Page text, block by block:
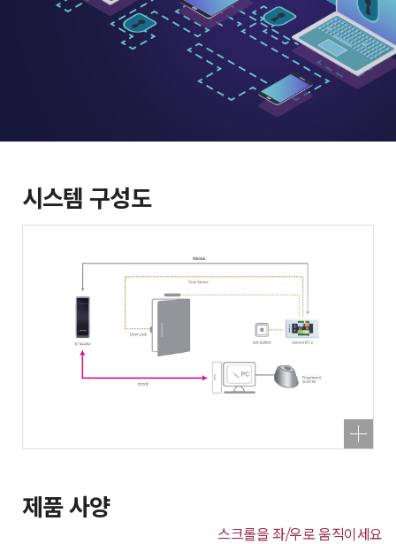
시스템 구성도
제품 사양
스크롤을 좌/우로 움직이세요